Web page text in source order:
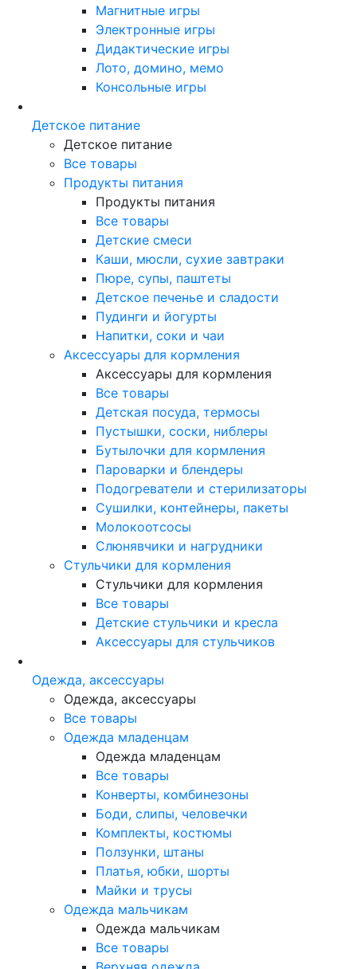
Магнитные игры
Электронные игры
Дидактические игры
Лото, домино, мемо
Консольные игры
Детское питание
Детское питание
Все товары
Продукты питания
Продукты питания
Все товары
Детские смеси
Каши, мюсли, сухие завтраки
Пюре, супы, паштеты
Детское печенье и сладости
Пудинги и йогурты
Напитки, соки и чаи
Аксессуары для кормления
Аксессуары для кормления
Все товары
Детская посуда, термосы
Пустышки, соски, ниблеры
Бутылочки для кормления
Пароварки и блендеры
Подогреватели и стерилизаторы
Сушилки, контейнеры, пакеты
Молокоотсосы
Слюнявчики и нагрудники
Стульчики для кормления
Стульчики для кормления
Все товары
Детские стульчики и кресла
Аксессуары для стульчиков
Одежда, аксессуары
Одежда, аксессуары
Все товары
Одежда младенцам
Одежда младенцам
Все товары
Конверты, комбинезоны
Боди, слипы, человечки
Комплекты, костюмы
Ползунки, штаны
Платья, юбки, шорты
Майки и трусы
Одежда мальчикам
Одежда мальчикам
Все товары